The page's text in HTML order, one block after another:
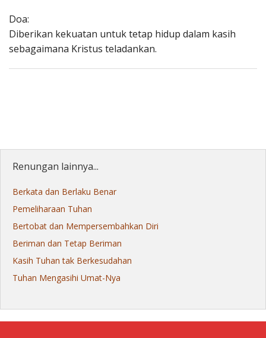
Doa:
Diberikan kekuatan untuk tetap hidup dalam kasih
sebagaimana Kristus teladankan.
Renungan lainnya...
Berkata dan Berlaku Benar
Pemeliharaan Tuhan
Bertobat dan Mempersembahkan Diri
Beriman dan Tetap Beriman
Kasih Tuhan tak Berkesudahan
Tuhan Mengasihi Umat-Nya